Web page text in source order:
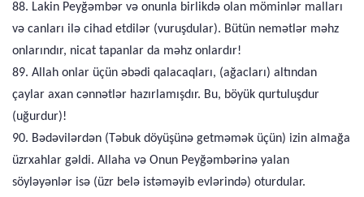
88. Lakin Peyğəmbər və onunla birlikdə olan möminlər malları
və canları ilə cihad etdilər (vuruşdular). Bütün nemətlər məhz
onlarındır, nicat tapanlar da məhz onlardır!
89. Allah onlar üçün əbədi qalacaqları, (ağacları) altından
çaylar axan cənnətlər hazırlamışdır. Bu, böyük qurtuluşdur
(uğurdur)!
90. Bədəvilərdən (Təbuk döyüşünə getməmək üçün) izin almağa
üzrxahlar gəldi. Allaha və Onun Peyğəmbərinə yalan
söyləyənlər isə (üzr belə istəməyib evlərində) oturdular.